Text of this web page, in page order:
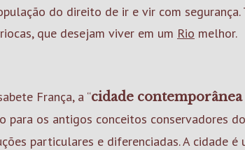
do direito de ir e vir com
que desejam viver em um Rio melhor.
França, a “cidade
para os antigos conceitos conservadores
particulares e diferenciadas. A cidade